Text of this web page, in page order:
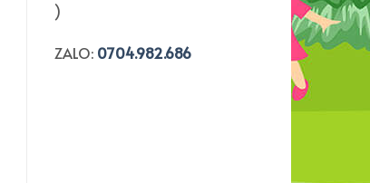
)
ZALO: 0704.982.686